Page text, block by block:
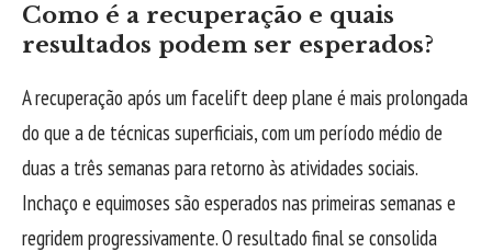
Como é a recuperação e quais
resultados podem ser esperados?
A recuperação após um facelift deep plane é mais prolongada
do que a de técnicas superficiais, com um período médio de
duas a três semanas para retorno às atividades sociais.
Inchaço e equimoses são esperados nas primeiras semanas e
regridem progressivamente. O resultado final se consolida